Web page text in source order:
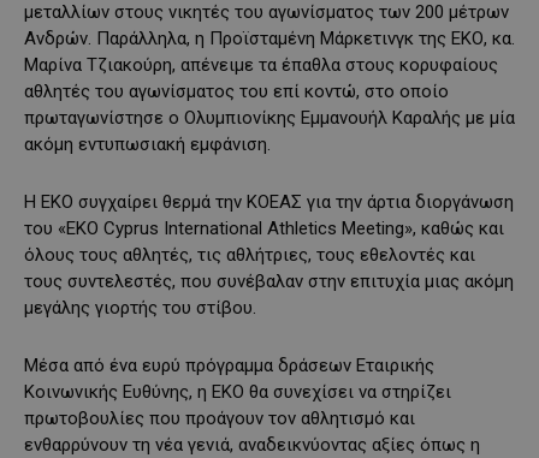
μεταλλίων στους νικητές του αγωνίσματος των 200 μέτρων
Ανδρών. Παράλληλα, η Προϊσταμένη Μάρκετινγκ της ΕΚΟ, κα.
Μαρίνα Τζιακούρη, απένειμε τα έπαθλα στους κορυφαίους
αθλητές του αγωνίσματος του επί κοντώ, στο οποίο
πρωταγωνίστησε ο Ολυμπιονίκης Εμμανουήλ Καραλής με μία
ακόμη εντυπωσιακή εμφάνιση.
Η ΕΚΟ συγχαίρει θερμά την ΚΟΕΑΣ για την άρτια διοργάνωση
του «EKO Cyprus International Athletics Meeting», καθώς και
όλους τους αθλητές, τις αθλήτριες, τους εθελοντές και
τους συντελεστές, που συνέβαλαν στην επιτυχία μιας ακόμη
μεγάλης γιορτής του στίβου.
Μέσα από ένα ευρύ πρόγραμμα δράσεων Εταιρικής
Κοινωνικής Ευθύνης, η ΕΚΟ θα συνεχίσει να στηρίζει
πρωτοβουλίες που προάγουν τον αθλητισμό και
ενθαρρύνουν τη νέα γενιά, αναδεικνύοντας αξίες όπως η